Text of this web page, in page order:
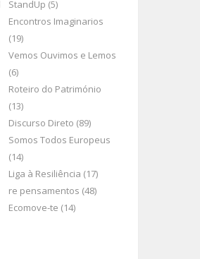
StandUp (5)
Encontros Imaginarios
(19)
Vemos Ouvimos e Lemos
(6)
Roteiro do Património
(13)
Discurso Direto (89)
Somos Todos Europeus
(14)
Liga à Resiliência (17)
re pensamentos (48)
Ecomove-te (14)